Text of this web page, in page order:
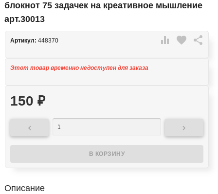
блокнот 75 задачек на креативное мышление
арт.30013
 favorite 
Артикул: 448370
Этот товар временно недоступен для заказа
150 ₽
 
Описание